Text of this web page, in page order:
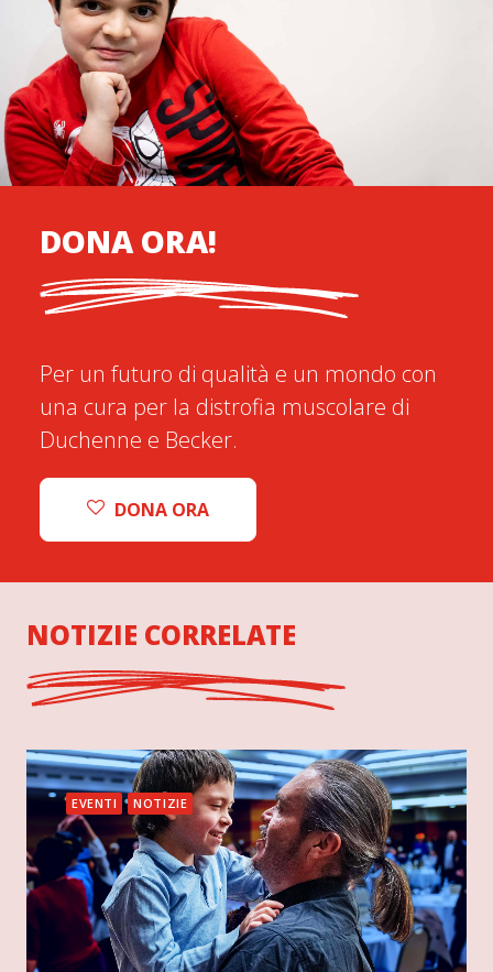
DONA ORA!
Per un futuro di qualità e un mondo con
una cura per la distrofia muscolare di
Duchenne e Becker.
DONA ORA
NOTIZIE CORRELATE
EVENTI NOTIZIE